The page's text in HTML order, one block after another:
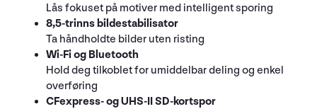
Lås fokuset på motiver med intelligent sporing
8,5-trinns bildestabilisator
Ta håndholdte bilder uten risting
Wi-Fi og Bluetooth
Hold deg tilkoblet for umiddelbar deling og enkel
overføring
CFexpress- og UHS-II SD-kortspor